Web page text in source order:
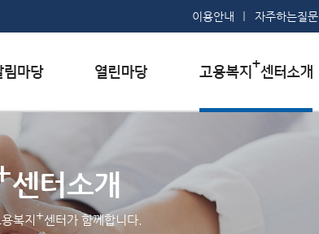
이용안내 자주하는질문
일정
사항
보/보도자료실
자주하는 질문
질문하기
칭찬하기
불친절 신고하기
센터소장 인사말
센터에서 하는 일
부서 및 직원소개
시설안내
센터소개
복지 +센터가 함께합니다.